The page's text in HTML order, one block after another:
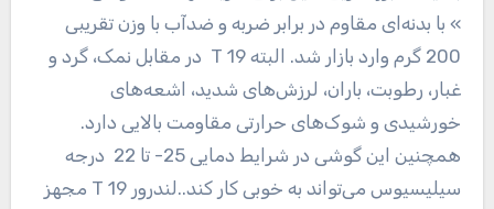
» با بدنه‌ا‌ی مقاوم در برابر ضربه و ضدآب با وزن تقریبی
200 گرم وارد بازار شد. البته T 19 در مقابل نمک، گرد و
غبار، رطوبت، باران، لرزش‌های شدید، اشعه‌های
خورشیدی و شوک‌های حرارتی مقاومت بالایی دارد.
همچنین این گوشی در شرایط دمایی 25- تا 22 درجه
سیلیسیوس می‌تواند به خوبی کار کند..لندرور T 19 مجهز